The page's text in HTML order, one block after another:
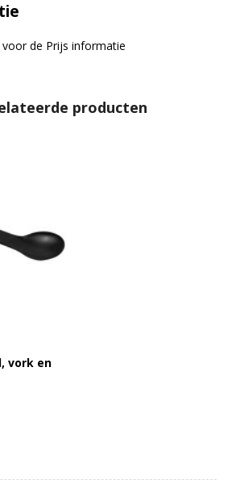
de Prijs informatie
producten
vork en